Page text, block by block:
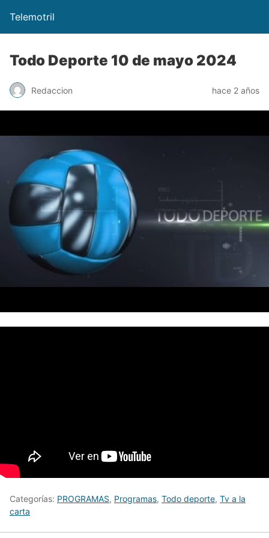
Telemotril
Todo Deporte 10 de mayo 2024
Redaccion hace 2 años
Categorías: PROGRAMAS, Programas, Todo deporte, Tv a la
carta